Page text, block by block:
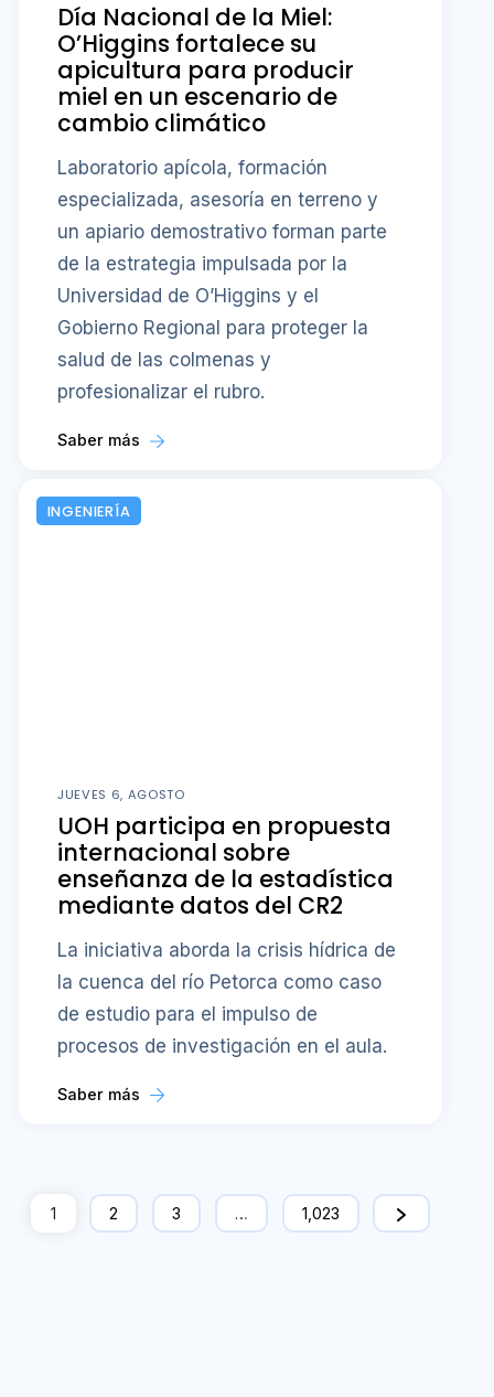
Día Nacional de la Miel:
O’Higgins fortalece su
apicultura para producir
miel en un escenario de
cambio climático
Laboratorio apícola, formación
especializada, asesoría en terreno y
un apiario demostrativo forman parte
de la estrategia impulsada por la
Universidad de O’Higgins y el
Gobierno Regional para proteger la
salud de las colmenas y
profesionalizar el rubro.
Saber más
INGENIERÍA
JUEVES 6, AGOSTO
UOH participa en propuesta
internacional sobre
enseñanza de la estadística
mediante datos del CR2
La iniciativa aborda la crisis hídrica de
la cuenca del río Petorca como caso
de estudio para el impulso de
procesos de investigación en el aula.
Saber más
1 2 3 … 1,023